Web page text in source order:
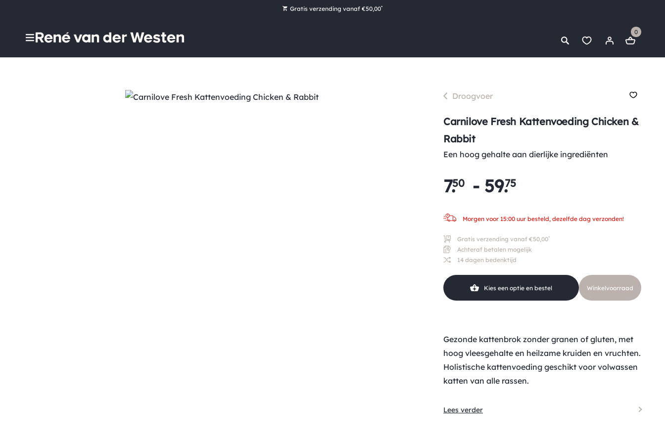
Gratis verzending vanaf €50,00*
0
Droogvoer
Carnilove Fresh Kattenvoeding Chicken &
Rabbit
Een hoog gehalte aan dierlijke ingrediënten
7.
50 - 59.75
Morgen voor 15:00 uur besteld, dezelfde dag verzonden!
Gratis verzending vanaf €50,00*
Achteraf betalen mogelijk
14 dagen bedenktijd
Kies een optie en bestel Winkelvoorraad
Gezonde kattenbrok zonder granen of gluten, met
hoog vleesgehalte en heilzame kruiden en vruchten.
Holistische kattenvoeding geschikt voor volwassen
katten van alle rassen.
Lees verder